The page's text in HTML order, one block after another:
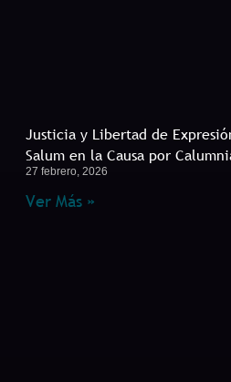
Justicia y Libertad de
Salum en la Causa por
27 febrero, 2026
Ver Más »